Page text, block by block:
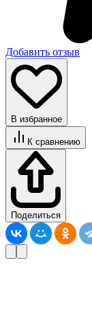
Добавить отзыв
В избранное
К сравнению
Поделиться